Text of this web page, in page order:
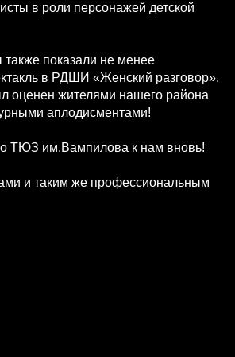
в роли персонажей детской
показали не менее
в РДШИ «Женский разговор»,
оценен жителями нашего района
аплодисментами!
ТЮЗ им.Вампилова к нам вновь!
и таким же профессиональным